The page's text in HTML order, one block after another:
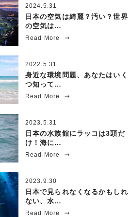
2024.5.31
日本の空気は綺麗？汚い？世界
の空気は…
Read More
2022.5.31
身近な環境問題、あなたはいく
つ知って…
Read More
2023.5.31
日本の水族館にラッコは3頭だ
け！海に…
Read More
2023.9.30
日本で見られなくなるかもしれ
ない、水…
Read More